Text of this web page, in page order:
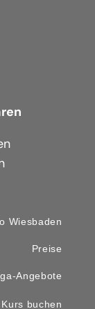
Wiesbaden
Preise
Angebote
Kurs buchen